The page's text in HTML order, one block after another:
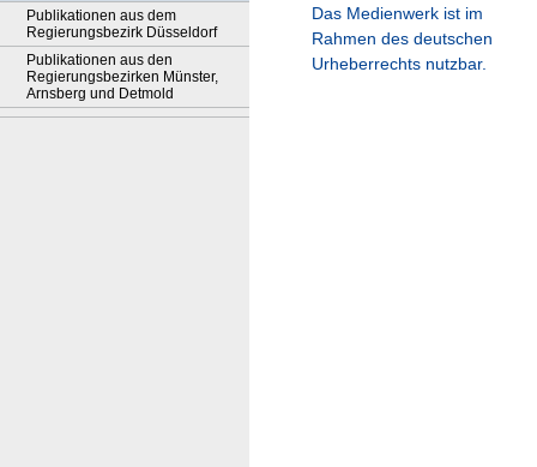
Publikationen aus dem
Regierungsbezirk Düsseldorf
Publikationen aus den
Regierungsbezirken Münster,
Arnsberg und Detmold
Das Medienwerk ist im
Rahmen des deutschen
Urheberrechts nutzbar.